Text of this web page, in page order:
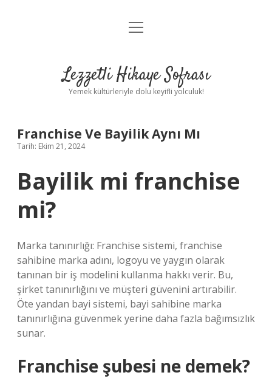
Anasayfa
Yasal Uyarı
menüyü
Lezzetli Hikaye Sofrası
Yemek kültürleriyle dolu keyifli yolculuk!
Franchise Ve Bayilik Aynı Mı
Tarih: Ekim 21, 2024
Bayilik mi franchise
mi?
Marka tanınırlığı: Franchise sistemi, franchise
sahibine marka adını, logoyu ve yaygın olarak
tanınan bir iş modelini kullanma hakkı verir. Bu,
şirket tanınırlığını ve müşteri güvenini artırabilir.
Öte yandan bayi sistemi, bayi sahibine marka
tanınırlığına güvenmek yerine daha fazla bağımsızlık
sunar.
Franchise şubesi ne demek?